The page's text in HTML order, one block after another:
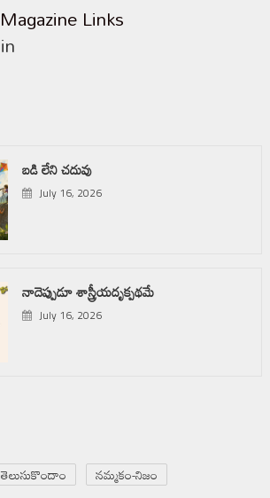
Links
బడి లేని చదువు
July 16, 2026
నాదెప్పుడూ శాస్త్రీయదృక్పథమే
July 16, 2026
తెలుసుకొందాం
నమ్మకం-నిజం